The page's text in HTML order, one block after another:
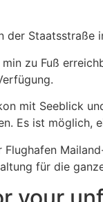
der
zu Fuß
mit Seeblick
Es ist möglich,
für die